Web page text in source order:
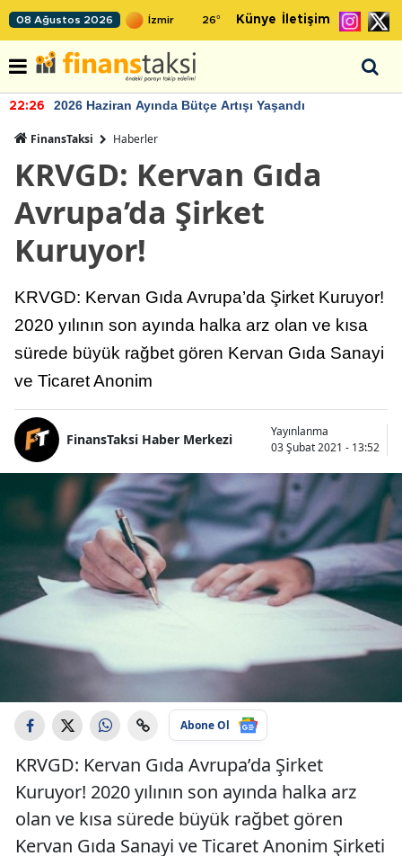
08 Ağustos 2026 26° Künye İletişim
22:26 2026 Haziran Ayında Bütçe Artışı Yaşandı
FinansTaksi Haberler
KRVGD: Kervan Gıda
Avrupa’da Şirket
Kuruyor!
KRVGD: Kervan Gıda Avrupa’da Şirket Kuruyor!
2020 yılının son ayında halka arz olan ve kısa
sürede büyük rağbet gören Kervan Gıda Sanayi
ve Ticaret Anonim
FinansTaksi Haber Merkezi
Yayınlanma
03 Şubat 2021 - 13:52
Abone Ol
KRVGD: Kervan Gıda Avrupa’da Şirket
Kuruyor! 2020 yılının son ayında halka arz
olan ve kısa sürede büyük rağbet gören
Kervan Gıda Sanayi ve Ticaret Anonim Şirketi